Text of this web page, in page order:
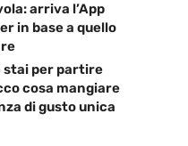
arriva l’App
in base a quello
stai per partire
cosa mangiare
di gusto unica